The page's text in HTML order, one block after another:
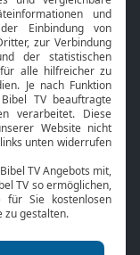
TV
Online-Bibel
Gottesdienst
Empfang